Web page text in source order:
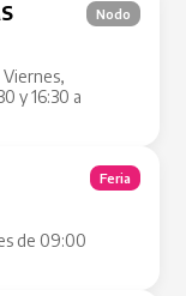
y 16:30 a
Nodo
de 09:00
Feria